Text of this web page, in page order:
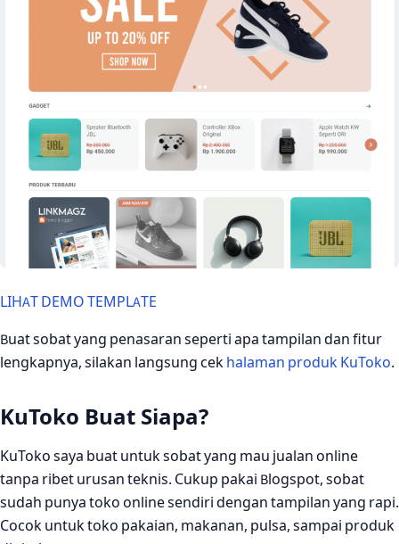
LIHAT DEMO TEMPLATE
Buat sobat yang penasaran seperti apa tampilan dan fitur
lengkapnya, silakan langsung cek halaman produk KuToko.
KuToko Buat Siapa?
KuToko saya buat untuk sobat yang mau jualan online
tanpa ribet urusan teknis. Cukup pakai Blogspot, sobat
sudah punya toko online sendiri dengan tampilan yang rapi.
Cocok untuk toko pakaian, makanan, pulsa, sampai produk